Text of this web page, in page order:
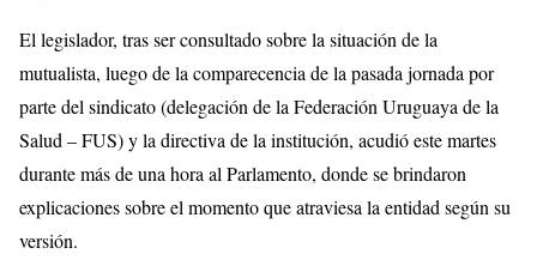
El legislador, tras ser consultado sobre la situación de la
mutualista, luego de la comparecencia de la pasada jornada por
parte del sindicato (delegación de la Federación Uruguaya de la
Salud – FUS) y la directiva de la institución, acudió este martes
durante más de una hora al Parlamento, donde se brindaron
explicaciones sobre el momento que atraviesa la entidad según su
versión.